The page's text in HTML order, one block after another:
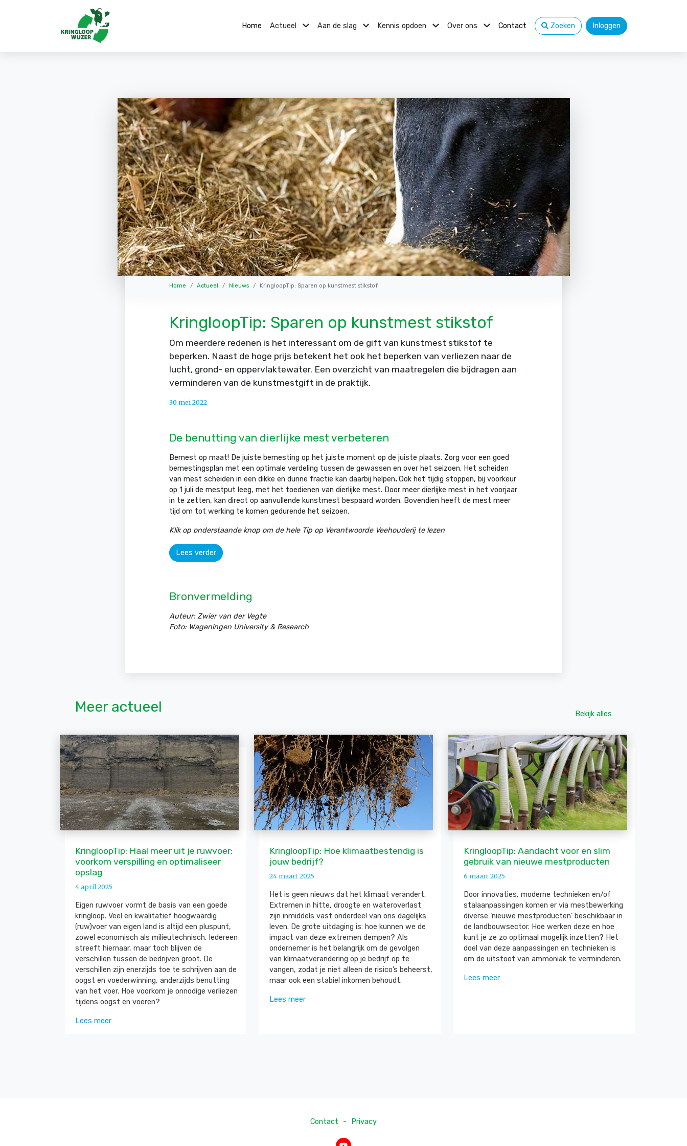
Home Actueel Aan de slag Kennis opdoen Over ons Contact Zoeken Inloggen
Home Actueel Nieuws KringloopTip: Sparen op kunstmest stikstof
KringloopTip: Sparen op kunstmest stikstof
Om meerdere redenen is het interessant om de gift van kunstmest stikstof te
beperken. Naast de hoge prijs betekent het ook het beperken van verliezen naar de
lucht, grond- en oppervlaktewater. Een overzicht van maatregelen die bijdragen aan
verminderen van de kunstmestgift in de praktijk.
30 mei 2022
De benutting van dierlijke mest verbeteren
Bemest op maat! De juiste bemesting op het juiste moment op de juiste plaats. Zorg voor een goed
bemestingsplan met een optimale verdeling tussen de gewassen en over het seizoen. Het scheiden
van mest scheiden in een dikke en dunne fractie kan daarbij helpen.Ook het tijdig stoppen, bij voorkeur
op 1 juli de mestput leeg, met het toedienen van dierlijke mest. Door meer dierlijke mest in het voorjaar
in te zetten, kan direct op aanvullende kunstmest bespaard worden. Bovendien heeft de mest meer
tijd om tot werking te komen gedurende het seizoen.
Klik op onderstaande knop om de hele Tip op Verantwoorde Veehouderij te lezen
Lees verder
Bronvermelding
Auteur: Zwier van der Vegte
Foto: Wageningen University & Research
Meer actueel Bekijk alles
KringloopTip: Haal meer uit je ruwvoer:
voorkom verspilling en optimaliseer
opslag
4 april 2025
Eigen ruwvoer vormt de basis van een goede
kringloop. Veel en kwalitatief hoogwaardig
(ruw)voer van eigen land is altijd een pluspunt,
zowel economisch als milieutechnisch. Iedereen
streeft hiernaar, maar toch blijven de
verschillen tussen de bedrijven groot. De
verschillen zijn enerzijds toe te schrijven aan de
oogst en voederwinning, anderzijds benutting
van het voer. Hoe voorkom je onnodige verliezen
tijdens oogst en voeren?
Lees meer
KringloopTip: Hoe klimaatbestendig is
jouw bedrijf?
24 maart 2025
Het is geen nieuws dat het klimaat verandert.
Extremen in hitte, droogte en wateroverlast
zijn inmiddels vast onderdeel van ons dagelijks
leven. De grote uitdaging is: hoe kunnen we de
impact van deze extremen dempen? Als
ondernemer is het belangrijk om de gevolgen
van klimaatverandering op je bedrijf op te
vangen, zodat je niet alleen de risico’s beheerst,
maar ook een stabiel inkomen behoudt.
Lees meer
KringloopTip: Aandacht voor en slim
gebruik van nieuwe mestproducten
6 maart 2025
Door innovaties, moderne technieken en/of
stalaanpassingen komen er via mestbewerking
diverse ‘nieuwe mestproducten’ beschikbaar in
de landbouwsector. Hoe werken deze en hoe
kunt je ze zo optimaal mogelijk inzetten? Het
doel van deze aanpassingen en technieken is
om de uitstoot van ammoniak te verminderen.
Lees meer
Contact - Privacy